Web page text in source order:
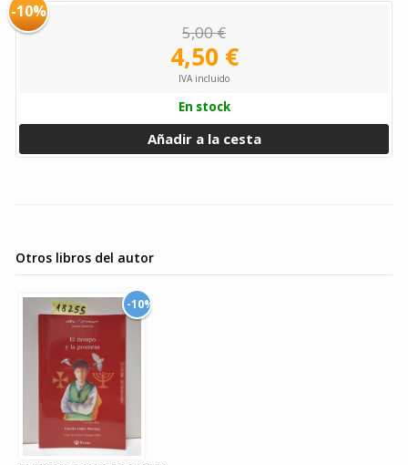
-10%
5,00 €
4,50 €
IVA incluido
En stock
Añadir a la cesta
Otros libros del autor
-10%